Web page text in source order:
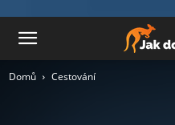
Domů Cestování